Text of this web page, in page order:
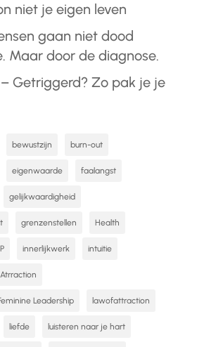
niet je eigen leven
gaan niet dood
Maar door de diagnose.
Getriggerd? Zo pak je je
bewustzijn burn-out
eigenwaarde faalangst
gelijkwaardigheid
grenzenstellen Health
innerlijkwerk intuitie
Leadership lawofattraction
liefde luisteren naar je hart